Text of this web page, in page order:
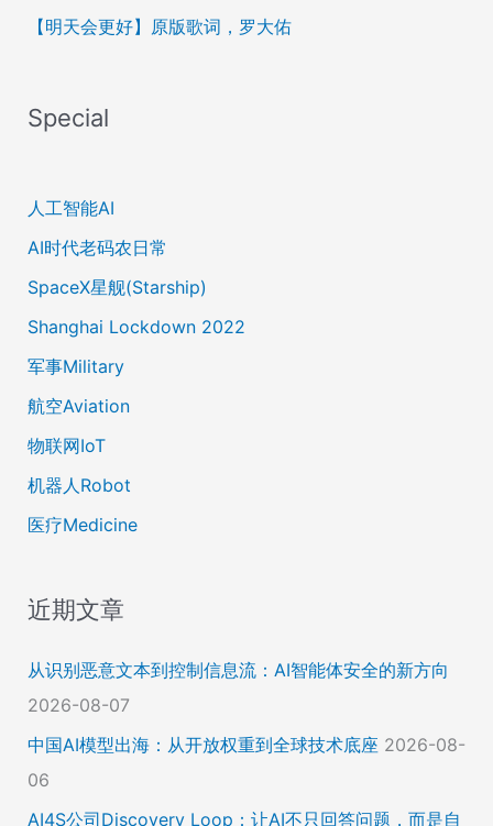
【明天会更好】原版歌词，罗大佑
Special
人工智能AI
AI时代老码农日常
SpaceX星舰(Starship)
Shanghai Lockdown 2022
军事Military
航空Aviation
物联网IoT
机器人Robot
医疗Medicine
近期文章
从识别恶意文本到控制信息流：AI智能体安全的新方向
2026-08-07
中国AI模型出海：从开放权重到全球技术底座 2026-08-
06
AI4S公司Discovery Loop：让AI不只回答问题，而是自